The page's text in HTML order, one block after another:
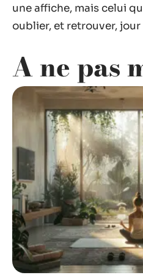
une affiche, mais celui
oublier, et retrouver, jour
A ne pas